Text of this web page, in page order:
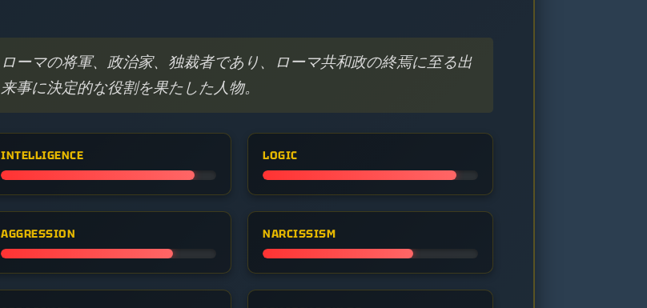
ローマの将軍、政治家、独裁者であり、ローマ共和政の終焉に至る出
来事に決定的な役割を果たした人物。
INTELLIGENCE LOGIC
AGGRESSION NARCISSISM